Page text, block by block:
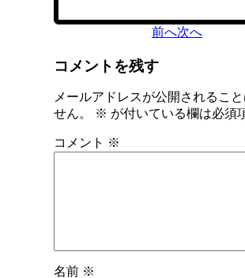
前へ次へ
コメントを残す
メールアドレスが公開されること
せん。
※ が付いている欄は必須
コメント ※
名前 ※